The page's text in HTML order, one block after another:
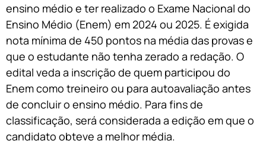
ensino médio e ter realizado o Exame Nacional do
Ensino Médio (Enem) em 2024 ou 2025. É exigida
nota mínima de 450 pontos na média das provas e
que o estudante não tenha zerado a redação. O
edital veda a inscrição de quem participou do
Enem como treineiro ou para autoavaliação antes
de concluir o ensino médio. Para fins de
classificação, será considerada a edição em que o
candidato obteve a melhor média.